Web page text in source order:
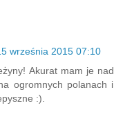
września 2015 07:10
Akurat mam je
ogromnych polanach
:).